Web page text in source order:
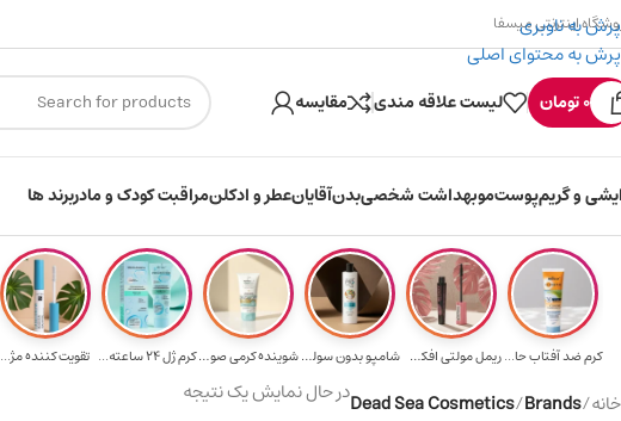
پرش به ناوبری
پرش به محتوای اصلی
۳۰۰ میسکوین (۳۰ هزار تومن) هدیه خرید اول
اینترنتی میسفا
0تومان لیست علاقه مندی مقایسه
و گریمپوستموبهداشت شخصیبدنآقایانعطر و ادکلنمراقبت کودک و مادربرند ها
کرم ضد آفتاب حا... ریمل مولتی افکت... شامپو بدون سولف... شوینده کرمی صور...کرم ژل ۲۴ ساعته... تقویت‌ کننده مژ...
خانه/
Brands
/
Dead Sea Cosmeticsدر حال نمایش یک نتیجه